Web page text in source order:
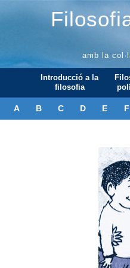
amb la
A B C D E F
Introducció a la
filosofia